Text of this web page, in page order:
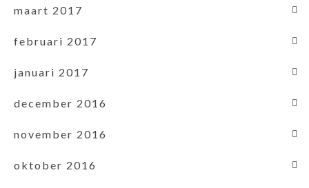
maart 2017
februari 2017
januari 2017
december 2016
november 2016
oktober 2016